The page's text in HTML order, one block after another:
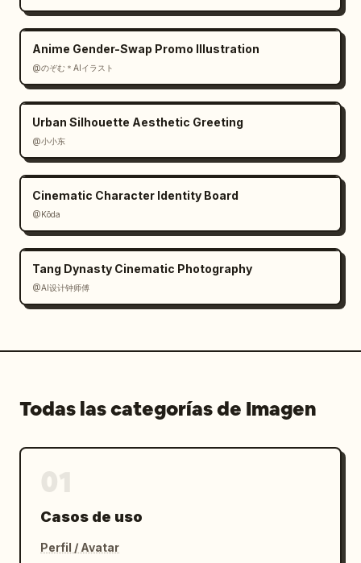
Anime Gender-Swap Promo Illustration
@のぞむ＊AIイラスト
Urban Silhouette Aesthetic Greeting
@小小东
Cinematic Character Identity Board
@Kōda
Tang Dynasty Cinematic Photography
@AI设计钟师傅
Todas las categorías de Imagen
Casos de uso
Perfil / Avatar